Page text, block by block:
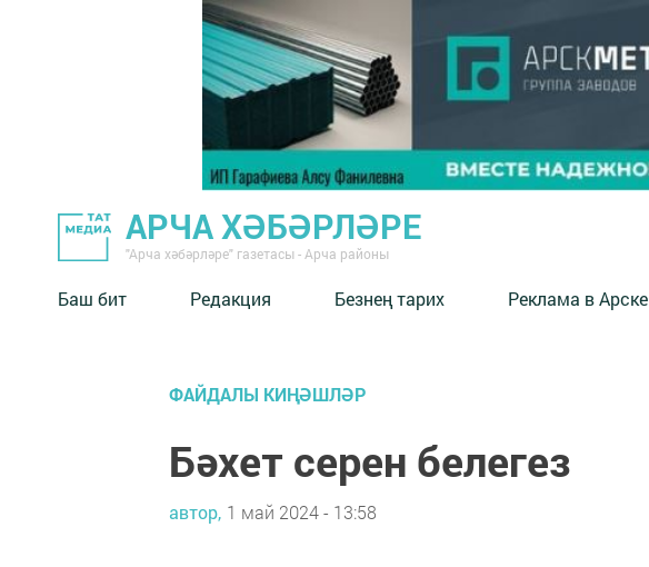
АРЧА ХӘБӘРЛӘРЕ
"Арча хәбәрләре" газетасы - Арча районы
Баш бит Редакция Безнең тарих Реклама в Арске
ФАЙДАЛЫ КИҢӘШЛӘР
Бәхет серен белегез
автор, 1 май 2024 - 13:58